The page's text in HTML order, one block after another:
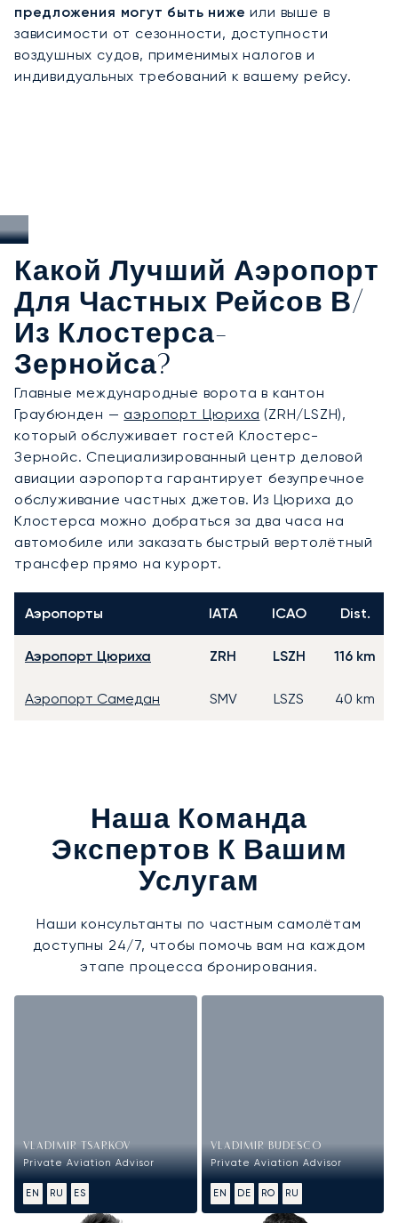
предложения могут быть ниже или выше в
зависимости от сезонности, доступности
воздушных судов, применимых налогов и
индивидуальных требований к вашему рейсу.
Какой Лучший Аэропорт
Для Частных Рейсов В/
Из Клостерса-
Зернойса?
Главные международные ворота в кантон
Граубюнден — аэропорт Цюриха (ZRH/LSZH),
который обслуживает гостей Клостерс-
Зернойс. Специализированный центр деловой
авиации аэропорта гарантирует безупречное
обслуживание частных джетов. Из Цюриха до
Клостерса можно добраться за два часа на
автомобиле или заказать быстрый вертолётный
трансфер прямо на курорт.
Аэропорты IATA ICAO Dist.
Аэропорт Цюриха ZRH LSZH 116 km
Аэропорт Самедан SMV LSZS 40 km
Наша Команда
Экспертов К Вашим
Услугам
Наши консультанты по частным самолётам
доступны 24/7, чтобы помочь вам на каждом
этапе процесса бронирования.
VLADIMIR TSARKOV
Private Aviation Advisor
EN RU ES
VLADIMIR BUDESCO
Private Aviation Advisor
EN DE RO RU